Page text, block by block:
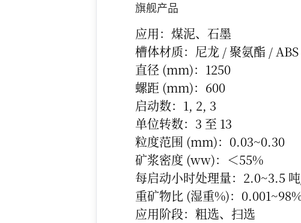
旗舰产品
应用：煤泥、石墨
槽体材质：尼龙 / 聚氨酯 / ABS
直径 (mm)：1250
螺距 (mm)：600
启动数：1, 2, 3
单位转数：3 至 13
粒度范围 (mm)：0.03~0.30
矿浆密度 (ww)：＜55%
每启动小时处理量：2.0~3.5
重矿物比 (湿重%)：
应用阶段：粗选、扫选